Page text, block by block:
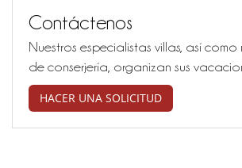
Contáctenos
Nuestros especialistas villas, así como
de conserjería, organizan sus
HACER UNA SOLICITUD